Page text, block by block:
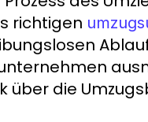
richtigen
über die